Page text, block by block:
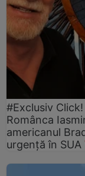
#Exclusiv Click!
Românca
americanul
urgență în SUA